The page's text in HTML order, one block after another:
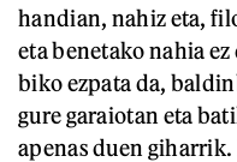
handian, nahiz eta,
eta benetako nahia
biko ezpata da,
gure garaiotan eta
apenas duen